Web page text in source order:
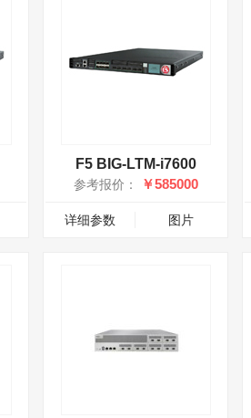
F5 BIG-LTM-i7600
参考报价： ￥585000
详细参数 图片